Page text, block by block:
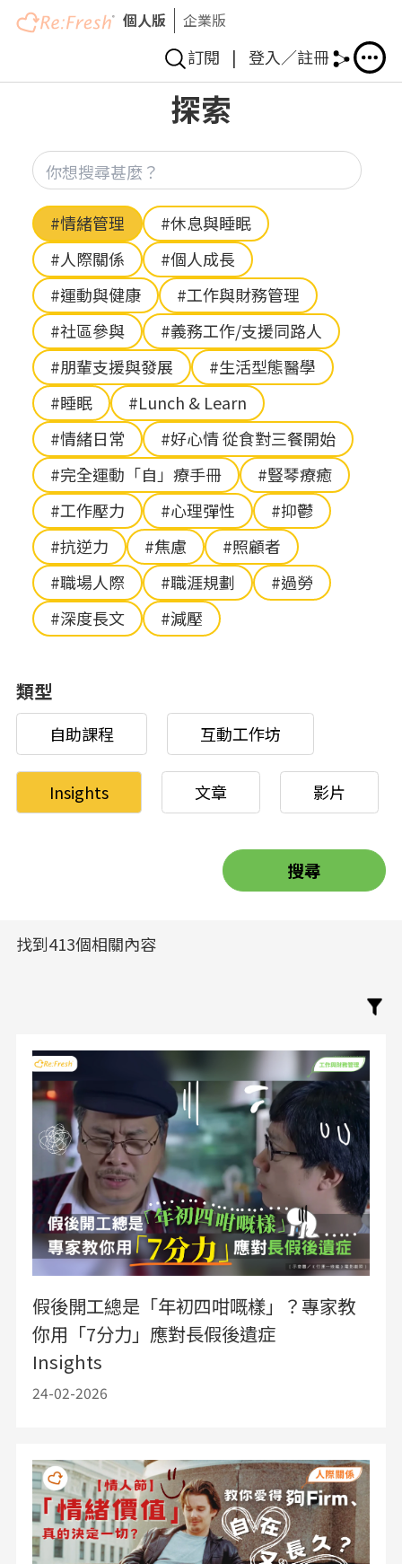
移
個人版 企業版
訂閱 | 登入／註冊
探索
Hashtag
#情緒管理
#休息與睡眠
#人際關係
#個人成長
#運動與健康
#工作與財務管理
#社區參與
#義務工作/支援同路人
#朋輩支援與發展
#生活型態醫學
#睡眠
#Lunch & Learn
#情緒日常
#好心情 從食對三餐開始
#完全運動「自」療手冊
#豎琴療癒
#工作壓力
#心理彈性
#抑鬱
#抗逆力
#焦慮
#照顧者
#職場人際
#職涯規劃
#過勞
#深度長文
#減壓
類型
自助課程 互動工作坊
Insights 文章 影片
找到413個相關內容
假後開工總是「年初四咁嘅樣」？專家教
你用「7分力」應對長假後遺症
Insights
24-02-2026